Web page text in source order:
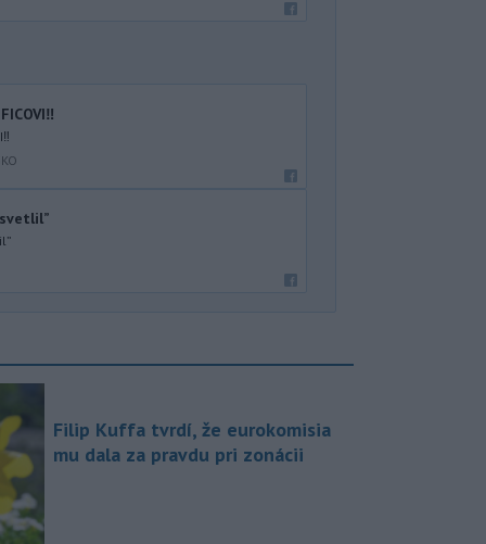
Filip Kuffa tvrdí, že eurokomisia
mu dala za pravdu pri zonácii